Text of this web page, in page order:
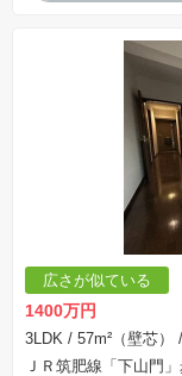
広さが似ている
1400万円
3LDK / 57m²（壁芯）
ＪＲ筑肥線「下山門